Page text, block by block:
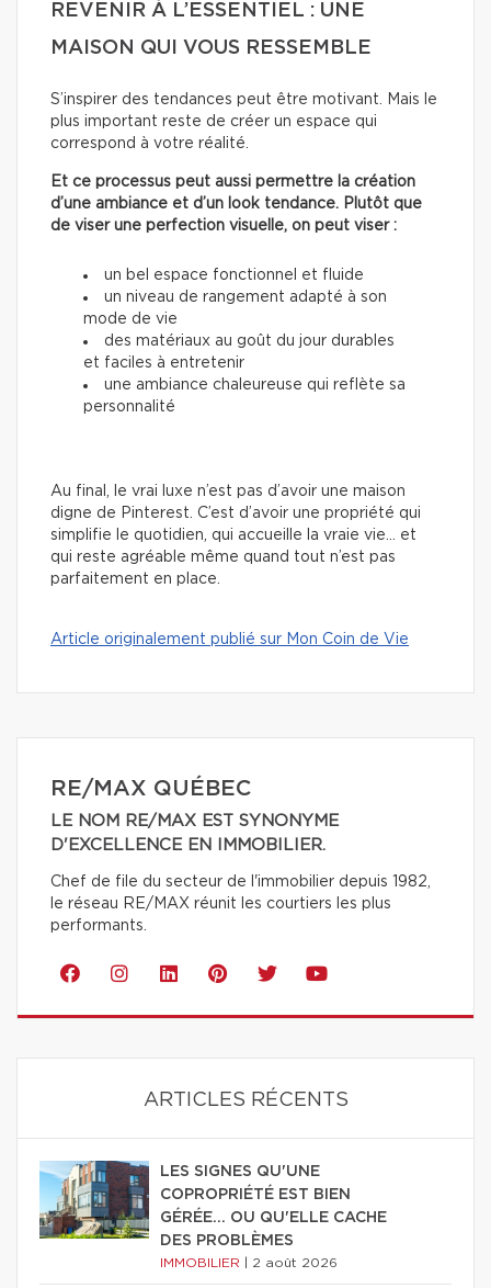
REVENIR À L’ESSENTIEL : UNE
MAISON QUI VOUS RESSEMBLE
S’inspirer des tendances peut être motivant. Mais le
plus important reste de créer un espace qui
correspond à votre réalité.
Et ce processus peut aussi permettre la création
d’une ambiance et d’un look tendance. Plutôt que
de viser une perfection visuelle, on peut viser :
un bel espace fonctionnel et fluide
un niveau de rangement adapté à son
mode de vie
des matériaux au goût du jour durables
et faciles à entretenir
une ambiance chaleureuse qui reflète sa
personnalité
Au final, le vrai luxe n’est pas d’avoir une maison
digne de Pinterest. C’est d’avoir une propriété qui
simplifie le quotidien, qui accueille la vraie vie… et
qui reste agréable même quand tout n’est pas
parfaitement en place.
Article originalement publié sur Mon Coin de Vie
RE/MAX QUÉBEC
LE NOM RE/MAX EST SYNONYME
D'EXCELLENCE EN IMMOBILIER.
Chef de file du secteur de l'immobilier depuis 1982,
le réseau RE/MAX réunit les courtiers les plus
performants.
ARTICLES RÉCENTS
LES SIGNES QU'UNE
COPROPRIÉTÉ EST BIEN
GÉRÉE… OU QU'ELLE CACHE
DES PROBLÈMES
IMMOBILIER 2 août 2026